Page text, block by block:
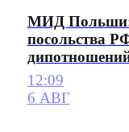
МИД Польши:
посольства
12:09
6 АВГ